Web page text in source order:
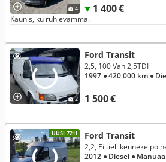
4 1 400 €
Kaunis, ku ruhjevamma.
2
Ford Transit
1 500 €
2,5, 100 Van 2,5TDI
1997 ● 420 000 km ●
UUSI 72H Ford Transit
2,2, Ei
2012 ● Diesel ●